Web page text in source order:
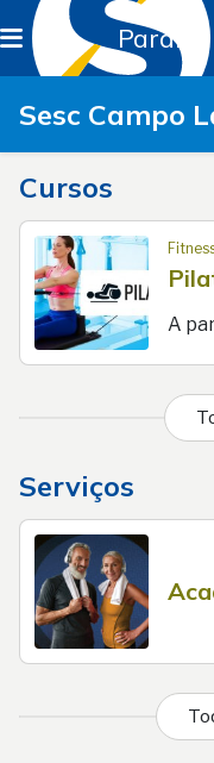
Paraná
Sesc Campo
Cursos
A
Serviços